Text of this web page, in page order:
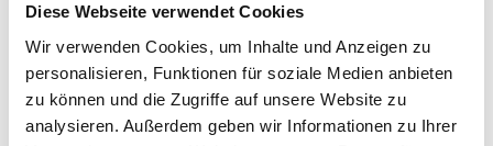
Diese Webseite verwendet Cookies
Wir verwenden Cookies, um Inhalte und Anzeigen zu
personalisieren, Funktionen für soziale Medien anbieten
zu können und die Zugriffe auf unsere Website zu
analysieren. Außerdem geben wir Informationen zu Ihrer
Reisedauer Anzahl Reisende
Bitte beachten Sie, dass sich bei Änderungen des
Hausbeschreibung und/oder der Ausstattung ergeben
können.